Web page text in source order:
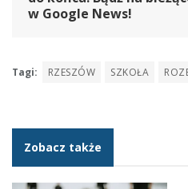
w Google News!
Tagi: RZESZÓW SZKOŁA
Zobacz także